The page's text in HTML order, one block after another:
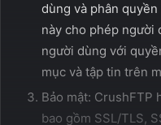
dùng và phân
này cho phép người
người dùng với
mục và tập tin trên
Bảo mật: CrushFTP
bao gồm SSL/TLS,